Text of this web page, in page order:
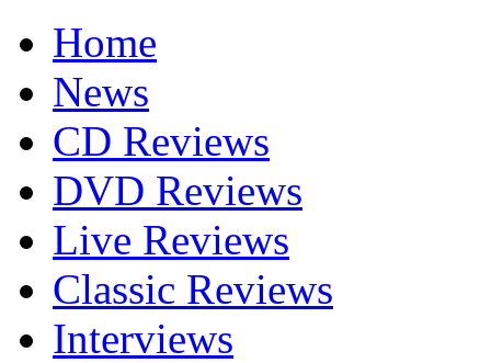
Home
News
CD Reviews
DVD Reviews
Live Reviews
Classic Reviews
Interviews